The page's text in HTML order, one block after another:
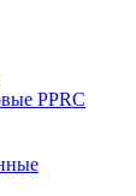
PPRC